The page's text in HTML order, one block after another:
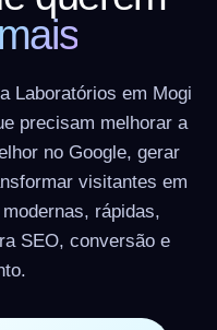
Laboratórios em Mogi
precisam melhorar a
no Google, gerar
visitantes em
rápidas,
SEO, conversão e